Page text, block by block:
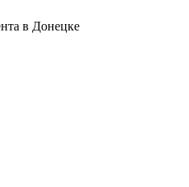
в Донецке